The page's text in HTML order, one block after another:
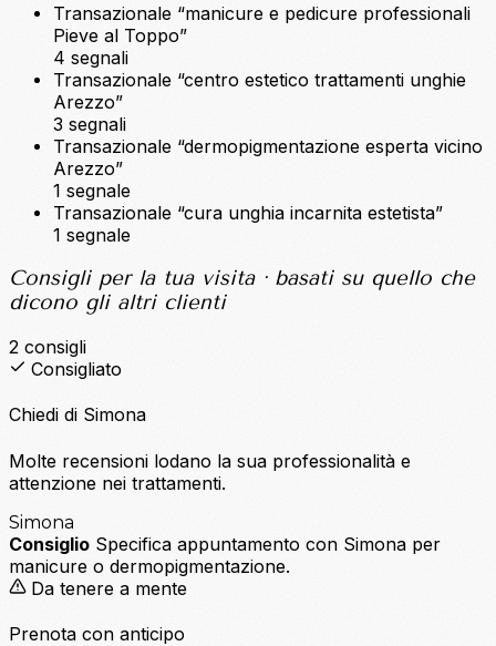
Transazionale “manicure e pedicure professionali
Pieve al Toppo”
4 segnali
Transazionale “centro estetico trattamenti unghie
Arezzo”
3 segnali
Transazionale “dermopigmentazione esperta vicino
Arezzo”
1 segnale
Transazionale “cura unghia incarnita estetista”
1 segnale
Consigli per la tua visita · basati su quello che
dicono gli altri clienti
2 consigli
Consigliato
Chiedi di Simona
Molte recensioni lodano la sua professionalità e
attenzione nei trattamenti.
Simona
Consiglio Specifica appuntamento con Simona per
manicure o dermopigmentazione.
Da tenere a mente
Prenota con anticipo